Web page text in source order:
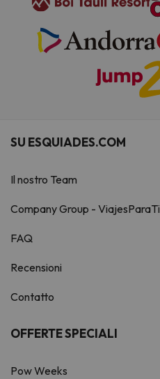
SU ESQUIADES.COM
Il nostro Team
Company Group - ViajesParaTi
FAQ
Recensioni
Contatto
OFFERTE SPECIALI
Pow Weeks